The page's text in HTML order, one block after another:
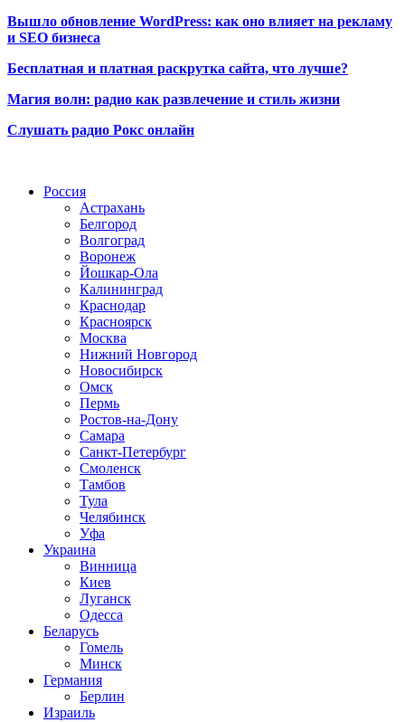
Вышло обновление WordPress: как оно влияет на рекламу
и SEO бизнеса
Бесплатная и платная раскрутка сайта, что лучше?
Магия волн: радио как развлечение и стиль жизни
Слушать радио Рокс онлайн
Россия
Астрахань
Белгород
Волгоград
Воронеж
Йошкар-Ола
Калининград
Краснодар
Красноярск
Москва
Нижний Новгород
Новосибирск
Омск
Пермь
Ростов-на-Дону
Самара
Санкт-Петербург
Смоленск
Тамбов
Тула
Челябинск
Уфа
Украина
Винница
Киев
Луганск
Одесса
Беларусь
Гомель
Минск
Германия
Берлин
Израиль